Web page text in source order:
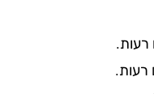
רעות.
רעות.